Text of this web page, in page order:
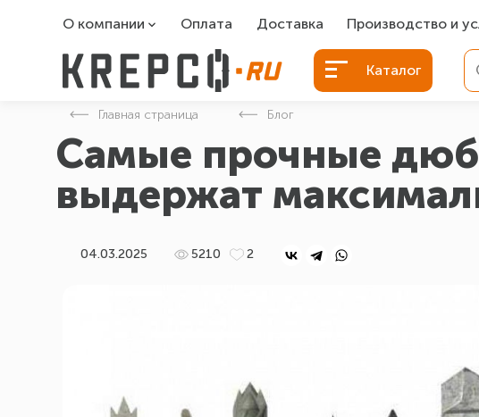
О компании
О компании
Оплата Доставка Производство и
Болты БСР
Болты для
Закладные детали
Каталог
Главная страница Блог
Самые прочные
выдержат
04.03.2025 5210 2